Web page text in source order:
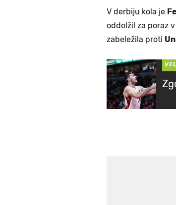
V derbiju kola je
oddolžil za poraz
zabeležila proti